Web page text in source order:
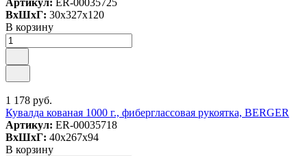
Артикул: ER-00035725
ВxШxГ: 30x327x120
В корзину
1 178 руб.
Кувалда кованая 1000 г., фиберглассовая рукоятка, BERGER
Артикул: ER-00035718
ВxШxГ: 40x267x94
В корзину